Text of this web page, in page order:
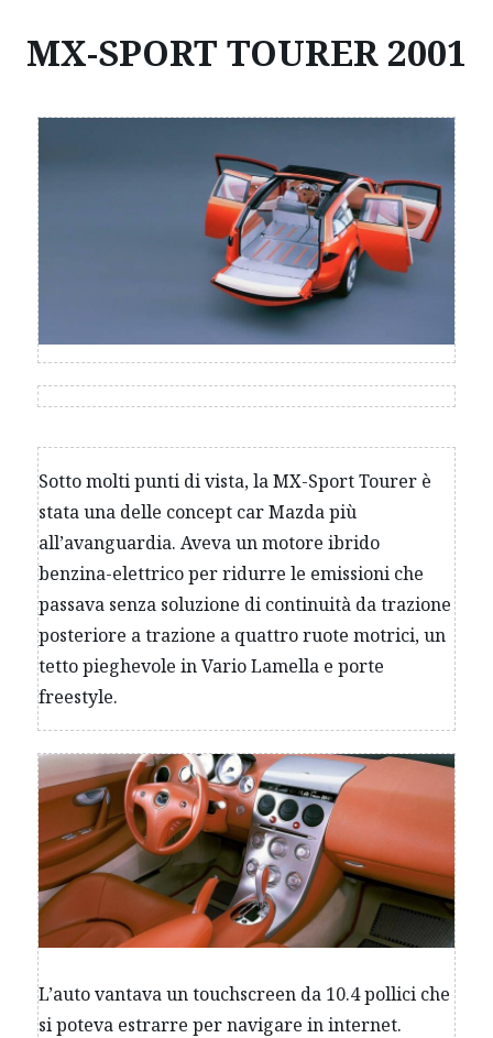
MX-SPORT TOURER 2001
Sotto molti punti di vista, la MX-Sport Tourer è
stata una delle concept car Mazda più
all’avanguardia. Aveva un motore ibrido
benzina-elettrico per ridurre le emissioni che
passava senza soluzione di continuità da trazione
posteriore a trazione a quattro ruote motrici, un
tetto pieghevole in Vario Lamella e porte
freestyle.
L’auto vantava un touchscreen da 10.4 pollici che
si poteva estrarre per navigare in internet.